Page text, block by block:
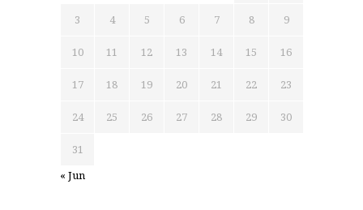
3 4 5 6 7 8 9
10 11 12 13 14 15 16
17 18 19 20 21 22 23
24 25 26 27 28 29 30
31
« Jun